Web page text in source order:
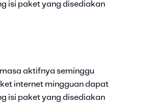
isi paket yang disediakan
aktifnya seminggu
internet mingguan dapat
isi paket yang disediakan